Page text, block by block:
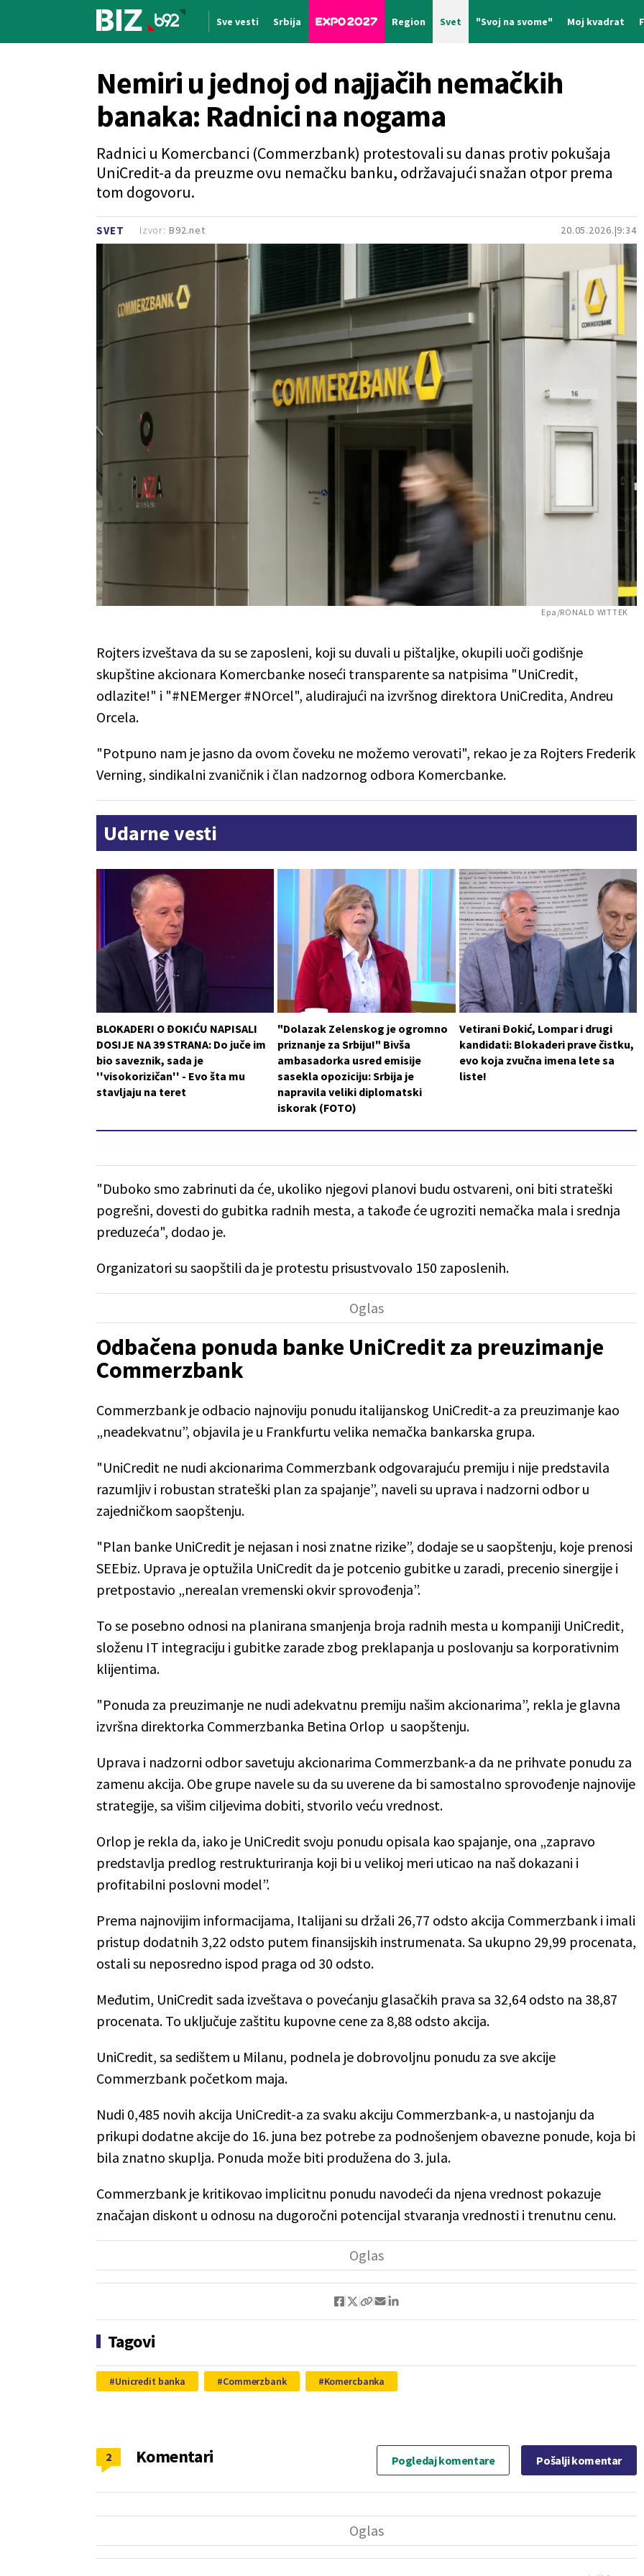
Sve vesti Srbija Region Svet "Svoj na svome" Moj kvadrat
SVET 20.05.2026. 9:34
Nemiri u jednoj od najjačih nemačkih
banaka: Radnici na nogama
Radnici u Komercbanci (Commerzbank) protestovali su danas protiv pokušaja
UniCredit-a da preuzme ovu nemačku banku, održavajući snažan otpor prema
tom dogovoru.
Izvor: B92.net
Epa/RONALD WITTEK
Rojters izveštava da su se zaposleni, koji su duvali u pištaljke, okupili uoči godišnje
skupštine akcionara Komercbanke noseći transparente sa natpisima "UniCredit,
odlazite!" i "#NEMerger #NOrcel", aludirajući na izvršnog direktora UniCredita, Andreu
Orcela.
"Potpuno nam je jasno da ovom čoveku ne možemo verovati", rekao je za Rojters Frederik
Verning, sindikalni zvaničnik i član nadzornog odbora Komercbanke.
Udarne vesti
BLOKADERI O ĐOKIĆU NAPISALI
DOSIJE NA 39 STRANA: Do juče im
bio saveznik, sada je
''visokorizičan'' - Evo šta mu
stavljaju na teret
"Dolazak Zelenskog je ogromno
priznanje za Srbiju!" Bivša
ambasadorka usred emisije
sasekla opoziciju: Srbija je
napravila veliki diplomatski
iskorak (FOTO)
Vetirani Đokić, Lompar i drugi
kandidati: Blokaderi prave čistku,
evo koja zvučna imena lete sa
liste!
"Duboko smo zabrinuti da će, ukoliko njegovi planovi budu ostvareni, oni biti strateški
pogrešni, dovesti do gubitka radnih mesta, a takođe će ugroziti nemačka mala i srednja
preduzeća", dodao je.
Organizatori su saopštili da je protestu prisustvovalo 150 zaposlenih.
Odbačena ponuda banke UniCredit za preuzimanje
Commerzbank
Commerzbank je odbacio najnoviju ponudu italijanskog UniCredit-a za preuzimanje kao
„neadekvatnu”, objavila je u Frankfurtu velika nemačka bankarska grupa.
"UniCredit ne nudi akcionarima Commerzbank odgovarajuću premiju i nije predstavila
razumljiv i robustan strateški plan za spajanje”, naveli su uprava i nadzorni odbor u
zajedničkom saopštenju.
"Plan banke UniCredit je nejasan i nosi znatne rizike”, dodaje se u saopštenju, koje prenosi
SEEbiz. Uprava je optužila UniCredit da je potcenio gubitke u zaradi, precenio sinergije i
pretpostavio „nerealan vremenski okvir sprovođenja”.
To se posebno odnosi na planirana smanjenja broja radnih mesta u kompaniji UniCredit,
složenu IT integraciju i gubitke zarade zbog preklapanja u poslovanju sa korporativnim
klijentima.
"Ponuda za preuzimanje ne nudi adekvatnu premiju našim akcionarima”, rekla je glavna
izvršna direktorka Commerzbanka Betina Orlop u saopštenju.
Uprava i nadzorni odbor savetuju akcionarima Commerzbank-a da ne prihvate ponudu za
zamenu akcija. Obe grupe navele su da su uverene da bi samostalno sprovođenje najnovije
strategije, sa višim ciljevima dobiti, stvorilo veću vrednost.
Orlop je rekla da, iako je UniCredit svoju ponudu opisala kao spajanje, ona „zapravo
predstavlja predlog restrukturiranja koji bi u velikoj meri uticao na naš dokazani i
profitabilni poslovni model”.
Prema najnovijim informacijama, Italijani su držali 26,77 odsto akcija Commerzbank i imali
pristup dodatnih 3,22 odsto putem finansijskih instrumenata. Sa ukupno 29,99 procenata,
ostali su neposredno ispod praga od 30 odsto.
Međutim, UniCredit sada izveštava o povećanju glasačkih prava sa 32,64 odsto na 38,87
procenata. To uključuje zaštitu kupovne cene za 8,88 odsto akcija.
UniCredit, sa sedištem u Milanu, podnela je dobrovoljnu ponudu za sve akcije
Commerzbank početkom maja.
Nudi 0,485 novih akcija UniCredit-a za svaku akciju Commerzbank-a, u nastojanju da
prikupi dodatne akcije do 16. juna bez potrebe za podnošenjem obavezne ponude, koja bi
bila znatno skuplja. Ponuda može biti produžena do 3. jula.
Commerzbank je kritikovao implicitnu ponudu navodeći da njena vrednost pokazuje
značajan diskont u odnosu na dugoročni potencijal stvaranja vrednosti i trenutnu cenu.
Tagovi
Unicredit banka Commerzbank Komercbanka
Komentari
2 Pogledaj komentare Pošalji komentar